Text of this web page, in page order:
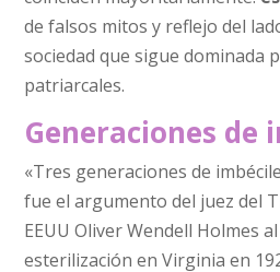
de falsos mitos y reflejo del
sociedad que sigue dominada
patriarcales.
Generaciones de
«Tres generaciones de
fue el argumento del juez del
EEUU Oliver Wendell Holmes
esterilización en Virginia en